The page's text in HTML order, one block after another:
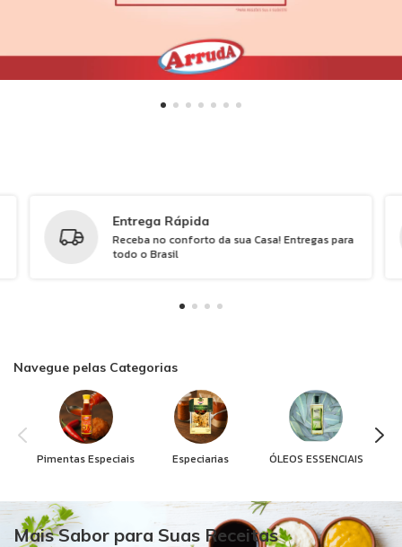
Entrega Rápida
Receba no conforto da sua Casa! Entregas para
todo o Brasil
Navegue pelas Categorias
Pimentas Especiais Especiarias ÓLEOS ESSENCIAIS
Mais Sabor para Suas Receitas